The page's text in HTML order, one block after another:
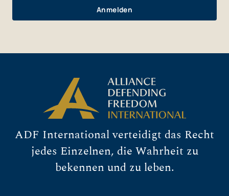
ADF International verteidigt das Recht
jedes Einzelnen, die Wahrheit zu
bekennen und zu leben.